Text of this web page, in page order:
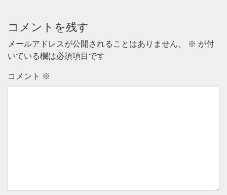
コメントを残す
メールアドレスが公開されることはありません。 ※ が付
いている欄は必須項目です
コメント ※